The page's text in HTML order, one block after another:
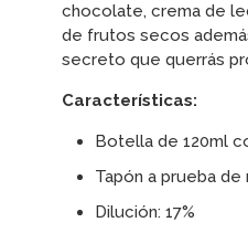
chocolate, crema de
de frutos secos
secreto que querrás
Características:
Botella de 120ml
Tapón a prueba de
Dilución: 17%